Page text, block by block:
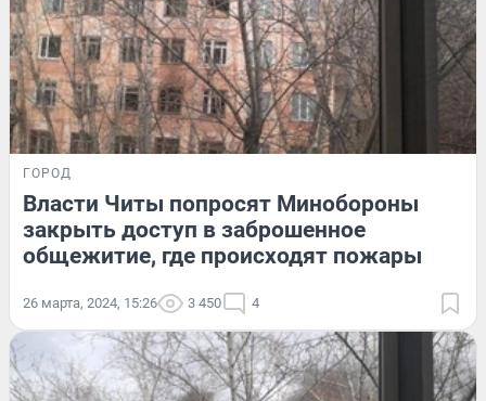
ГОРОД
Власти Читы попросят Минобороны
закрыть доступ в заброшенное
общежитие, где происходят пожары
26 марта, 2024, 15:26 3 450 4